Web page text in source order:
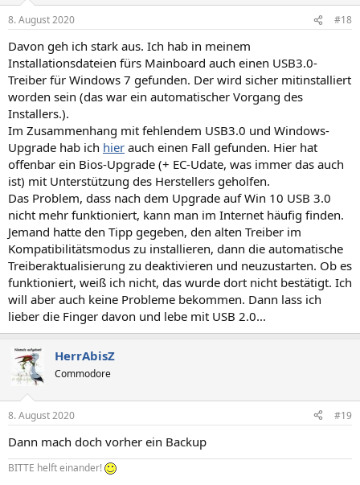
8. August 2020 #18
Davon geh ich stark aus. Ich hab in meinem
Installationsdateien fürs Mainboard auch einen USB3.0-
Treiber für Windows 7 gefunden. Der wird sicher mitinstalliert
worden sein (das war ein automatischer Vorgang des
Installers.).
Im Zusammenhang mit fehlendem USB3.0 und Windows-
Upgrade hab ich hier auch einen Fall gefunden. Hier hat
offenbar ein Bios-Upgrade (+ EC-Udate, was immer das auch
ist) mit Unterstützung des Herstellers geholfen.
Das Problem, dass nach dem Upgrade auf Win 10 USB 3.0
nicht mehr funktioniert, kann man im Internet häufig finden.
Jemand hatte den Tipp gegeben, den alten Treiber im
Kompatibilitätsmodus zu installieren, dann die automatische
Treiberaktualisierung zu deaktivieren und neuzustarten. Ob es
funktioniert, weiß ich nicht, das wurde dort nicht bestätigt. Ich
will aber auch keine Probleme bekommen. Dann lass ich
lieber die Finger davon und lebe mit USB 2.0...
HerrAbisZ
Commodore
8. August 2020 #19
Dann mach doch vorher ein Backup
BITTE helft einander!